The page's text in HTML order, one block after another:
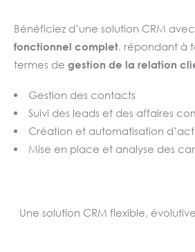
Bénéficiez d’une solution CRM
fonctionnel complet, répondant à
termes de gestion de la relation
Gestion des contacts
Suivi des leads et des affaires
Création et automatisation
Mise en place et analyse des
Catalogues produits
Une solution CRM flexible,